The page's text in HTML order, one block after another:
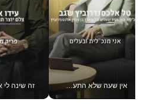
אין שעה שלא התעסקתי במשבר - טל אלכסנדרוביץ’ שגב מנהלת משברים תקשורתיים מכל מקום עם ה- Galaxy Z Fold8 Ultra שלה_v